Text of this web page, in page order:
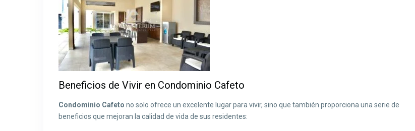
Beneficios de Vivir en Condominio Cafeto
Condominio Cafeto no solo ofrece un excelente lugar para vivir, sino que también proporciona una serie de
beneficios que mejoran la calidad de vida de sus residentes: